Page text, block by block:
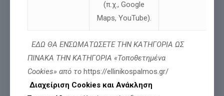
Τιμή και Δόξα για όσους θυσιάζονται για
την Πατρίδα μας
(π.χ., Google
Maps, YouTube).
ΕΔΩ ΘΑ ΕΝΣΩΜΑΤΩΣΕΤΕ ΤΗΝ ΚΑΤΗΓΟΡΙΑ ΩΣ
ΠΙΝΑΚΑ ΤΗΝ ΚΑΤΗΓΟΡΙΑ «Τοποθετημένα
Cookies» από το https://ellinikospalmos.gr/
Διαχείριση Cookies και Ανάκληση